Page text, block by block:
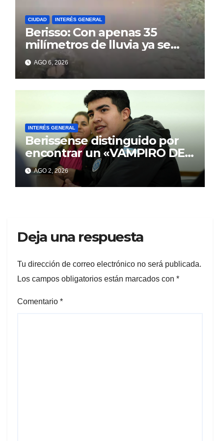
CIUDAD INTERÉS GENERAL
Berisso: Con apenas 35
milímetros de lluvia ya se
sienten los problemas
AGO 6, 2026
INTERÉS GENERAL
Berissense distinguido por
encontrar un «VAMPIRO DE
MAR»
AGO 2, 2026
Deja una respuesta
Tu dirección de correo electrónico no será publicada.
Los campos obligatorios están marcados con *
Comentario *